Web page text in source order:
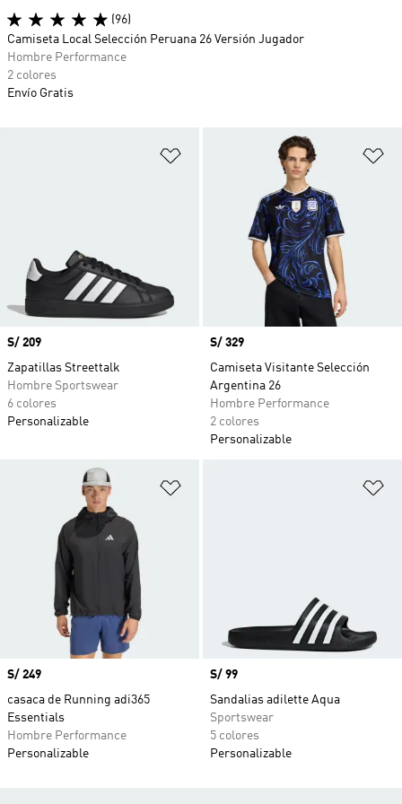
Añadir a la lista de deseos
Precio
S/ 209
Zapatillas Streettalk
Hombre Sportswear
6 colores
Personalizable
Precio
S/ 329
Camiseta Visitante Selección
Argentina 26
Hombre Performance
2 colores
Personalizable
Precio
S/ 249
casaca de Running adi365
Essentials
Hombre Performance
Personalizable
Precio
S/ 99
Sandalias adilette Aqua
Sportswear
5 colores
Personalizable
(96)
Camiseta Local Selección Peruana 26 Versión Jugador
Hombre Performance
2 colores
Envío Gratis